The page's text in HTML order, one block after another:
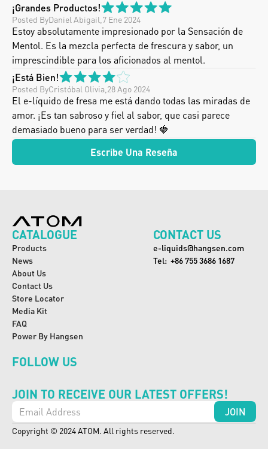
¡Grandes Productos!
Posted ByDaniel Abigail 7 Ene 2024
Estoy absolutamente impresionado por la Sensación de
Mentol. Es la mezcla perfecta de frescura y sabor, un
imprescindible para los aficionados al mentol.
¡Está Bien!
Posted ByCristóbal Olivia 28 Ago 2024
El e-líquido de fresa me está dando todas las miradas de
amor. ¡Es tan sabroso y fiel al sabor, que casi parece
demasiado bueno para ser verdad! 🍓
Escribe Una Reseña
CATALOGUE
Products
News
About Us
Contact Us
Store Locator
Media Kit
FAQ
Power By Hangsen
CONTACT US
e-liquids@hangsen.com
Tel:  +86 755 3686 1687
FOLLOW US
JOIN TO RECEIVE OUR LATEST OFFERS!
Copyright © 2024 ATOM. All rights reserved.